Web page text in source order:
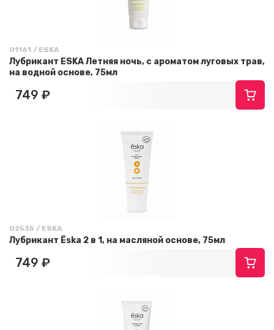
01161 / ESKA
Лубрикант ESKA Летняя ночь, с ароматом луговых трав,
на водной основе, 75мл
749 ₽
02535 / ESKA
Лубрикант Ёska 2 в 1, на масляной основе, 75мл
749 ₽